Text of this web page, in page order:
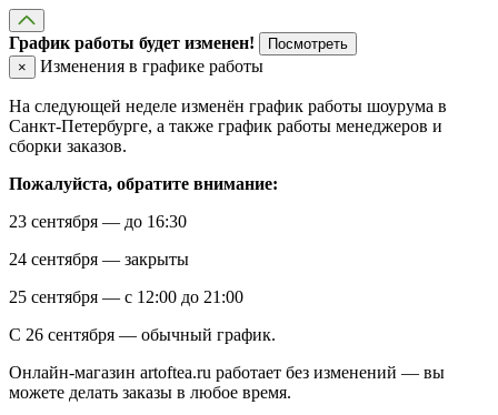
График работы будет изменен!
Посмотреть
×
Изменения в графике работы
На следующей неделе изменён график работы шоурума в
Санкт-Петербурге, а также график работы менеджеров и
сборки заказов.
Пожалуйста, обратите внимание:
23 сентября — до 16:30
24 сентября — закрыты
25 сентября — с 12:00 до 21:00
С 26 сентября — обычный график.
Онлайн-магазин artoftea.ru работает без изменений — вы
можете делать заказы в любое время.